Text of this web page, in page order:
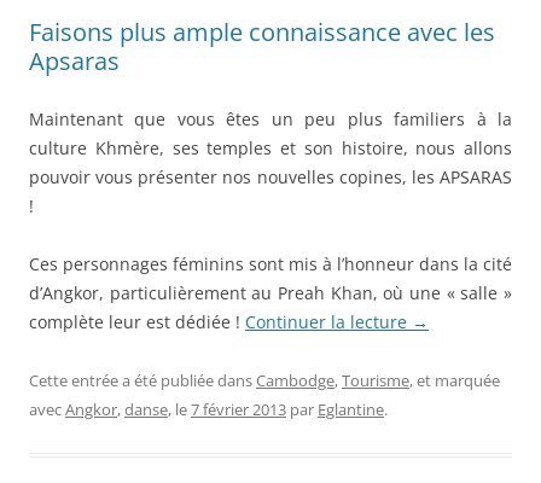
Faisons plus ample connaissance avec les
Apsaras
Maintenant que vous êtes un peu plus familiers à la
culture Khmère, ses temples et son histoire, nous allons
pouvoir vous présenter nos nouvelles copines, les APSARAS
!
Ces personnages féminins sont mis à l’honneur dans la cité
d’Angkor, particulièrement au Preah Khan, où une « salle »
complète leur est dédiée ! Continuer la lecture →
Cette entrée a été publiée dansCambodge,Tourisme, et marquée
avecAngkor,danse, le7 février 2013 par Eglantine.